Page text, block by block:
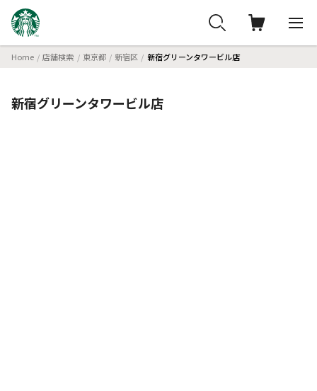
Home 店舗検索 東京都 新宿区 新宿グリーンタワービル店
新宿グリーンタワービル店